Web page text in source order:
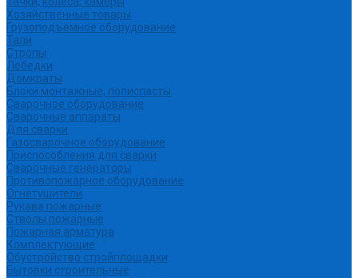
Хозяйственные товары
Грузоподъемное оборудование
Тали
Стропы
Лебедки
Домкраты
Блоки монтажные, полиспасты
Сварочное оборудование
Сварочные аппараты
Для сварки
Газосварочное оборудование
Приспособления для сварки
Сварочные генераторы
Противопожарное оборудование
Огнетушители
Рукава пожарные
Стволы пожарные
Пожарная арматура
Комплектующие
Обустройство стройплощадки
Бытовки строительные